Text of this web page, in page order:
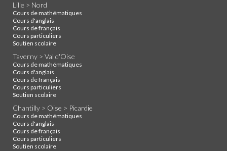
Lille > Nord
Cours de mathématiques
Cours d'anglais
Cours de français
Cours particuliers
Soutien scolaire
Taverny > Val d'Oise
Cours de mathématiques
Cours d'anglais
Cours de français
Cours particuliers
Soutien scolaire
Chantilly > Oise > Picardie
Cours de mathématiques
Cours d'anglais
Cours de français
Cours particuliers
Soutien scolaire